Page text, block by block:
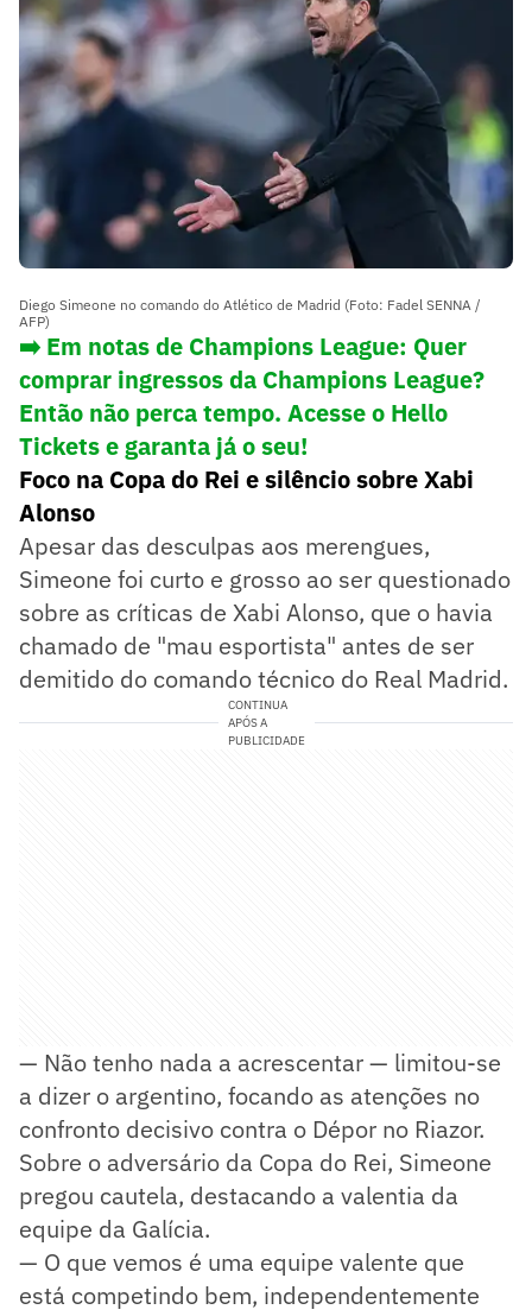
Diego Simeone no comando do Atlético de Madrid (Foto: Fadel SENNA /
AFP)
➡️ Em notas de Champions League: Quer
comprar ingressos da Champions League?
Então não perca tempo. Acesse o Hello
Tickets e garanta já o seu!
Foco na Copa do Rei e silêncio sobre Xabi
Alonso
Apesar das desculpas aos merengues,
Simeone foi curto e grosso ao ser questionado
sobre as críticas de Xabi Alonso, que o havia
chamado de "mau esportista" antes de ser
demitido do comando técnico do Real Madrid.
CONTINUA
APÓS A
PUBLICIDADE
— Não tenho nada a acrescentar — limitou-se
a dizer o argentino, focando as atenções no
confronto decisivo contra o Dépor no Riazor.
Sobre o adversário da Copa do Rei, Simeone
pregou cautela, destacando a valentia da
equipe da Galícia.
— O que vemos é uma equipe valente que
está competindo bem, independentemente